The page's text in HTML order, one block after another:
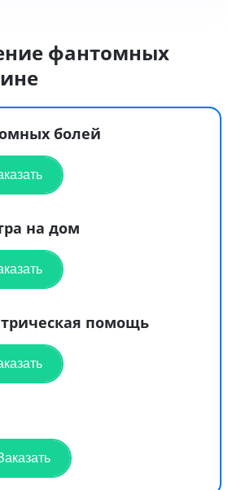
фантомных
болей
на дом
помощь